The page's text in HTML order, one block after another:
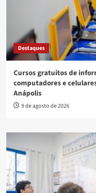
Destaques
Cursos gratuitos de
computadores e
Anápolis
9 de agosto de 2026